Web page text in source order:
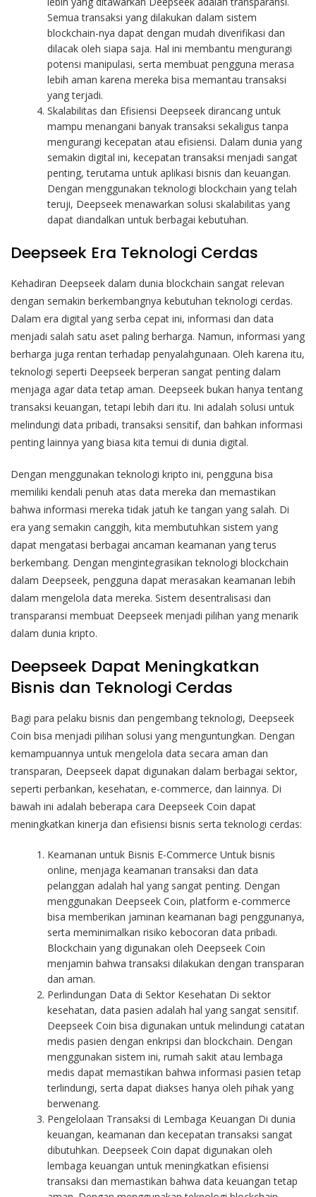
Semua transaksi yang dilakukan dalam sistem
blockchain-nya dapat dengan mudah diverifikasi dan
dilacak oleh siapa saja. Hal ini membantu mengurangi
potensi manipulasi, serta membuat pengguna merasa
lebih aman karena mereka bisa memantau transaksi
yang terjadi.
Skalabilitas dan Efisiensi Deepseek dirancang untuk
mampu menangani banyak transaksi sekaligus tanpa
mengurangi kecepatan atau efisiensi. Dalam dunia yang
semakin digital ini, kecepatan transaksi menjadi sangat
penting, terutama untuk aplikasi bisnis dan keuangan.
Dengan menggunakan teknologi blockchain yang telah
teruji, Deepseek menawarkan solusi skalabilitas yang
dapat diandalkan untuk berbagai kebutuhan.
Deepseek Era Teknologi Cerdas
Kehadiran Deepseek dalam dunia blockchain sangat relevan
dengan semakin berkembangnya kebutuhan teknologi cerdas.
Dalam era digital yang serba cepat ini, informasi dan data
menjadi salah satu aset paling berharga. Namun, informasi yang
berharga juga rentan terhadap penyalahgunaan. Oleh karena itu,
teknologi seperti Deepseek berperan sangat penting dalam
menjaga agar data tetap aman. Deepseek bukan hanya tentang
transaksi keuangan, tetapi lebih dari itu. Ini adalah solusi untuk
melindungi data pribadi, transaksi sensitif, dan bahkan informasi
penting lainnya yang biasa kita temui di dunia digital.
Dengan menggunakan teknologi kripto ini, pengguna bisa
memiliki kendali penuh atas data mereka dan memastikan
bahwa informasi mereka tidak jatuh ke tangan yang salah. Di
era yang semakin canggih, kita membutuhkan sistem yang
dapat mengatasi berbagai ancaman keamanan yang terus
berkembang. Dengan mengintegrasikan teknologi blockchain
dalam Deepseek, pengguna dapat merasakan keamanan lebih
dalam mengelola data mereka. Sistem desentralisasi dan
transparansi membuat Deepseek menjadi pilihan yang menarik
dalam dunia kripto.
Deepseek Dapat Meningkatkan
Bisnis dan Teknologi Cerdas
Bagi para pelaku bisnis dan pengembang teknologi, Deepseek
Coin bisa menjadi pilihan solusi yang menguntungkan. Dengan
kemampuannya untuk mengelola data secara aman dan
transparan, Deepseek dapat digunakan dalam berbagai sektor,
seperti perbankan, kesehatan, e-commerce, dan lainnya. Di
bawah ini adalah beberapa cara Deepseek Coin dapat
meningkatkan kinerja dan efisiensi bisnis serta teknologi cerdas:
Keamanan untuk Bisnis E-Commerce Untuk bisnis
online, menjaga keamanan transaksi dan data
pelanggan adalah hal yang sangat penting. Dengan
menggunakan Deepseek Coin, platform e-commerce
bisa memberikan jaminan keamanan bagi penggunanya,
serta meminimalkan risiko kebocoran data pribadi.
Blockchain yang digunakan oleh Deepseek Coin
menjamin bahwa transaksi dilakukan dengan transparan
dan aman.
Perlindungan Data di Sektor Kesehatan Di sektor
kesehatan, data pasien adalah hal yang sangat sensitif.
Deepseek Coin bisa digunakan untuk melindungi catatan
medis pasien dengan enkripsi dan blockchain. Dengan
menggunakan sistem ini, rumah sakit atau lembaga
medis dapat memastikan bahwa informasi pasien tetap
terlindungi, serta dapat diakses hanya oleh pihak yang
berwenang.
Pengelolaan Transaksi di Lembaga Keuangan Di dunia
keuangan, keamanan dan kecepatan transaksi sangat
dibutuhkan. Deepseek Coin dapat digunakan oleh
lembaga keuangan untuk meningkatkan efisiensi
transaksi dan memastikan bahwa data keuangan tetap